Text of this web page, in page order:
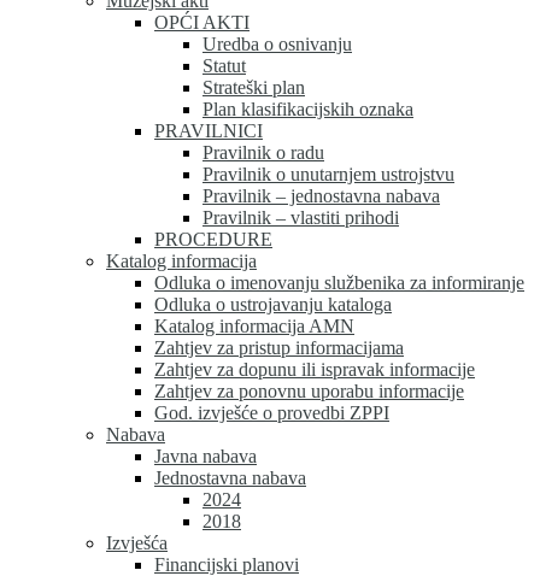
OPĆI AKTI
Uredba o osnivanju
Statut
Strateški plan
Plan klasifikacijskih oznaka
PRAVILNICI
Pravilnik o radu
Pravilnik o unutarnjem ustrojstvu
Pravilnik – jednostavna nabava
Pravilnik – vlastiti prihodi
PROCEDURE
Katalog informacija
Odluka o imenovanju službenika za informiranje
Odluka o ustrojavanju kataloga
Katalog informacija AMN
Zahtjev za pristup informacijama
Zahtjev za dopunu ili ispravak informacije
Zahtjev za ponovnu uporabu informacije
God. izvješće o provedbi ZPPI
Nabava
Javna nabava
Jednostavna nabava
2024
2018
Izvješća
Financijski planovi